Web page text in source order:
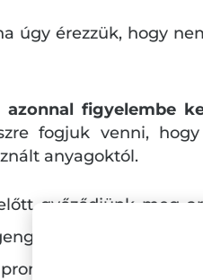
úgy érezzük, hogy
figyelembe
fogjuk venni,
anyagoktól.
győződjünk meg
kínáló